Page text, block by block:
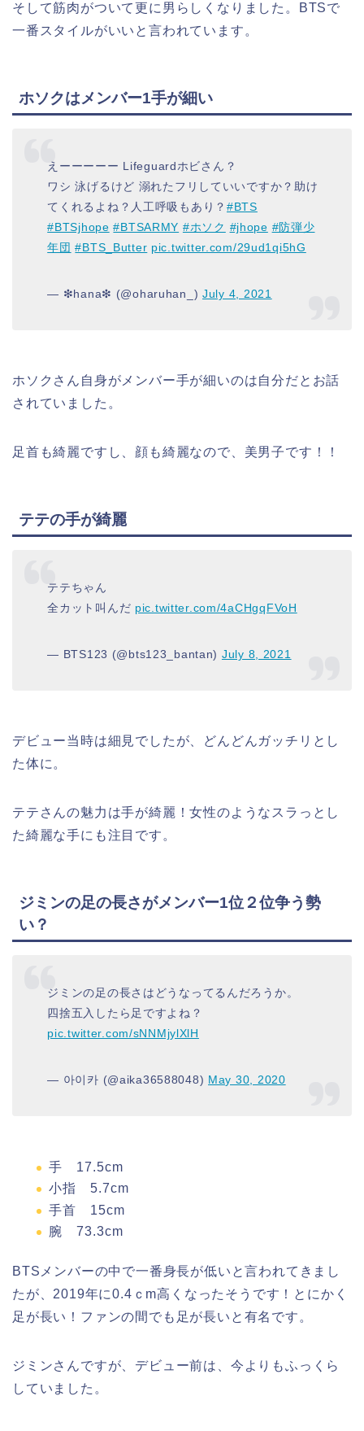
そして筋肉がついて更に男らしくなりました。BTSで
一番スタイルがいいと言われています。
ホソクはメンバー1手が細い
えーーーーー Lifeguardホビさん？
ワシ 泳げるけど 溺れたフリしていいですか？助け
てくれるよね？人工呼吸もあり？ #BTS
#BTSjhope #BTSARMY #ホソク #jhope #防弾少
年団 #BTS_Butter pic.twitter.com/29ud1qi5hG
— ❇hana❇ (@oharuhan_)July 4, 2021
ホソクさん自身がメンバー手が細いのは自分だとお話
されていました。
足首も綺麗ですし、顔も綺麗なので、美男子です！！
テテの手が綺麗
テテちゃん
全カット叫んだ pic.twitter.com/4aCHgqFVoH
— BTS123 (@bts123_bantan) July 8, 2021
デビュー当時は細見でしたが、どんどんガッチリとし
た体に。
テテさんの魅力は手が綺麗！女性のようなスラっとし
た綺麗な手にも注目です。
ジミンの足の長さがメンバー1位２位争う勢
い？
ジミンの足の長さはどうなってるんだろうか。
四捨五入したら足ですよね？
pic.twitter.com/sNNMjylXlH
— 아이카 (@aika36588048) May 30, 2020
手 17.5cm
小指 5.7cm
手首 15cm
腕 73.3cm
BTSメンバーの中で一番身長が低いと言われてきまし
たが、2019年に0.4ｃm高くなったそうです！とにかく
足が長い！ファンの間でも足が長いと有名です。
ジミンさんですが、デビュー前は、今よりもふっくら
していました。